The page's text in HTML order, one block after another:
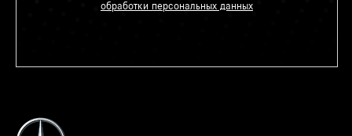
обработки персональных данных